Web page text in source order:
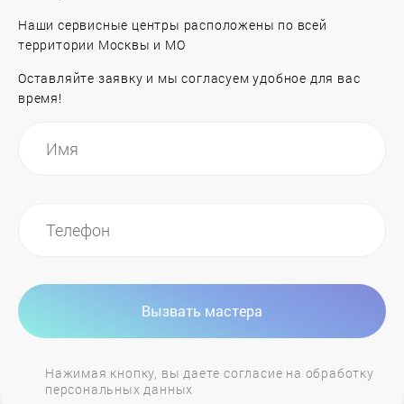
Neva-Tranzit
Polaris
Proffi
Наши сервисные центры расположены по всей
территории Москвы и МО
Оставляйте заявку и мы согласуем удобное для вас
время!
Вызвать мастера
Нажимая кнопку, вы даете согласие на обработку
персональных данных